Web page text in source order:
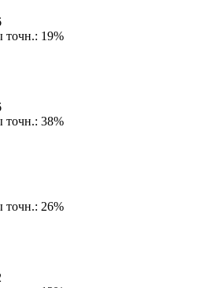
точн.: 19%
точн.: 38%
точн.: 26%